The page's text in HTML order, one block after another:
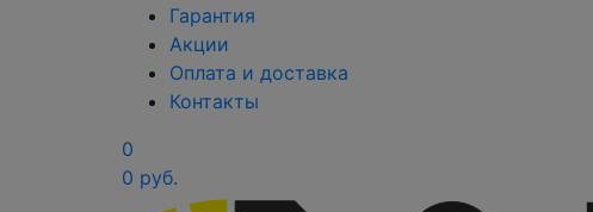
Гарантия
Акции
Оплата и доставка
Контакты
0
0 руб.